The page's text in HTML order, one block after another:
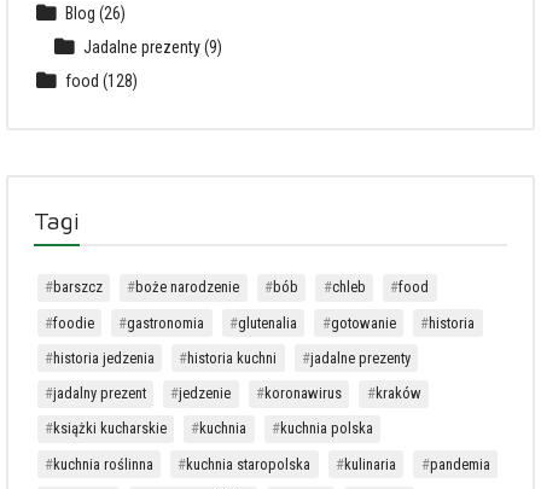
Blog (26)
Jadalne prezenty(9)
food (128)
Tagi
barszcz boże narodzenie bób chleb
food
foodie
gastronomia glutenalia gotowanie
historia
historia jedzenia
historia kuchni
jadalne prezenty
jadalny prezent
jedzenie koronawirus
kraków
książki kucharskie
kuchnia
kuchnia polska
kuchnia roślinna
kuchnia staropolska kulinaria
pandemia